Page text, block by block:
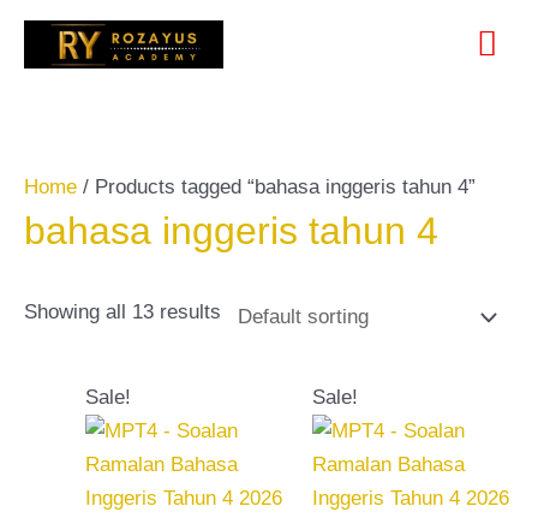
SkipSearch
Home / Products tagged “bahasa inggeris tahun 4”
bahasa inggeris tahun 4
Showing all 13 results
Sale!
was:
RM20.00.
is:
RM10.00.
Sale!
was:
RM20.00.
is:
RM10.00.